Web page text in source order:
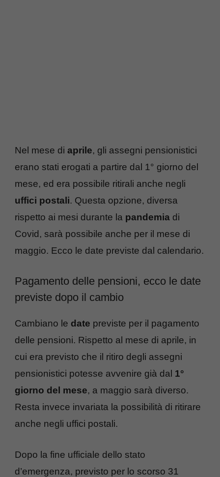
Nel mese di aprile, gli assegni pensionistici
erano stati erogati a partire dal 1° giorno del
mese, ed era possibile ritirali anche negli
uffici postali. Questa opzione, diversa
rispetto ai mesi durante la pandemia di
Covid, sarà possibile anche per il mese di
maggio. Ecco le date previste dal calendario.
Pagamento delle pensioni, ecco le date
previste dopo il cambio
Cambiano le date previste per il pagamento
delle pensioni. Rispetto al mese di aprile, in
cui era previsto che il ritiro degli assegni
pensionistici potesse avvenire già dal 1°
giorno del mese, a maggio sarà diverso.
Resta invece invariata la possibilità di ritirare
anche negli uffici postali.
Dopo la fine ufficiale dello stato
d’emergenza, previsto per lo scorso 31